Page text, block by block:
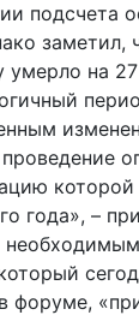
подсчета
заметил,
умерло на
которой
года», –
форуме,